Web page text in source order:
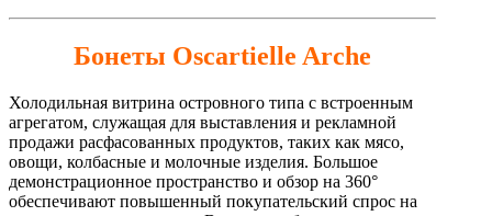
Бонеты Oscartielle Arche
Холодильная витрина островного типа с встроенным
агрегатом, служащая для выставления и рекламной
продажи расфасованных продуктов, таких как мясо,
овощи, колбасные и молочные изделия. Большое
демонстрационное пространство и обзор на 360°
обеспечивают повышенный покупательский спрос на